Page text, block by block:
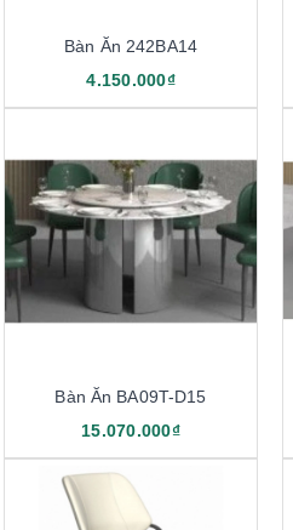
Bàn Ăn 242BA14
4.150.000₫
Bàn Ăn BA09T-D15
15.070.000₫